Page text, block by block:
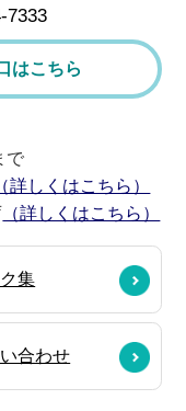
7333
はこちら
で
（詳しくはこちら）
（詳しくはこちら）
集
合わせ